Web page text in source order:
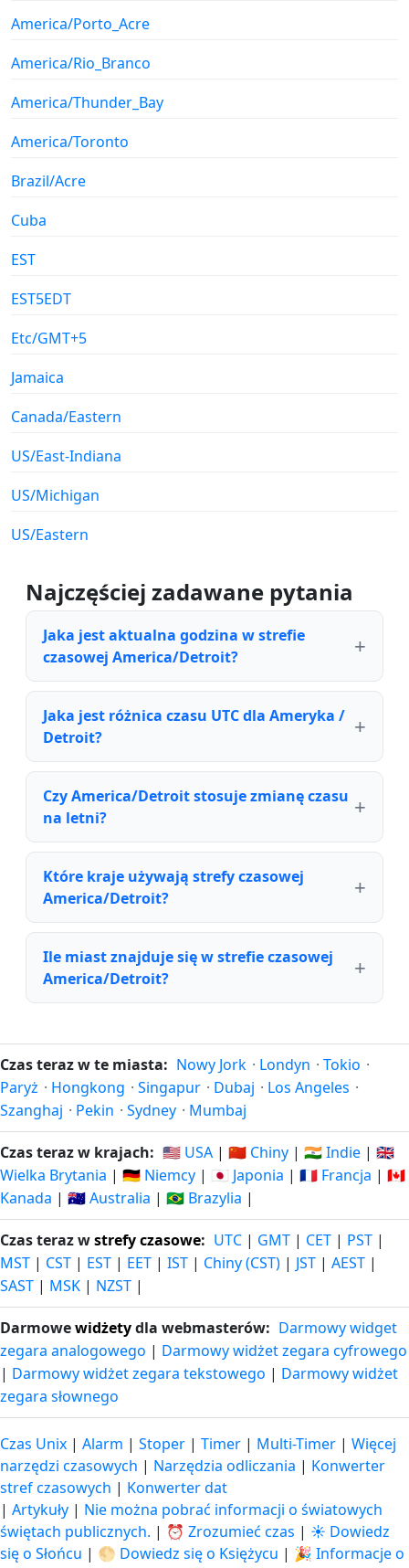
America/Porto_Acre
America/Rio_Branco
America/Thunder_Bay
America/Toronto
Brazil/Acre
Cuba
EST
EST5EDT
Etc/GMT+5
Jamaica
Canada/Eastern
US/East-Indiana
US/Michigan
US/Eastern
Najczęściej zadawane pytania
Jaka jest aktualna godzina w strefie
czasowej America/Detroit?
Jaka jest różnica czasu UTC dla Ameryka /
Detroit?
Czy America/Detroit stosuje zmianę czasu
na letni?
Które kraje używają strefy czasowej
America/Detroit?
Ile miast znajduje się w strefie czasowej
America/Detroit?
Czas teraz w te miasta: Nowy Jork · Londyn · Tokio ·
Paryż · Hongkong · Singapur · Dubaj · Los Angeles ·
Szanghaj · Pekin · Sydney · Mumbaj
Czas teraz w krajach: 🇺🇸 USA | 🇨🇳 Chiny | 🇮🇳 Indie | 🇬🇧
Wielka Brytania | 🇩🇪 Niemcy | 🇯🇵 Japonia | 🇫🇷 Francja | 🇨🇦
Kanada | 🇦🇺 Australia | 🇧🇷 Brazylia |
Czas teraz wstrefy czasowe: UTC | GMT | CET | PST |
MST | CST | EST | EET | IST | Chiny (CST) | JST | AEST |
SAST | MSK | NZST |
Darmowewidżetydla webmasterów: Darmowy widget
zegara analogowego | Darmowy widżet zegara cyfrowego
| Darmowy widżet zegara tekstowego | Darmowy widżet
zegara słownego
Czas Unix | Alarm | Stoper | Timer | Multi-Timer | Więcej
narzędzi czasowych | Narzędzia odliczania | Konwerter
stref czasowych | Konwerter dat
| Artykuły | Nie można pobrać informacji o światowych
świętach publicznych. | ⏰ Zrozumieć czas | ☀️ Dowiedz
się o Słońcu | 🌕 Dowiedz się o Księżycu | 🎉 Informacje o